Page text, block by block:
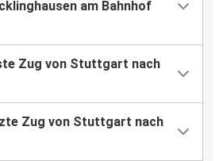
am Bahnhof
Zug von Stuttgart nach
Zug von Stuttgart nach